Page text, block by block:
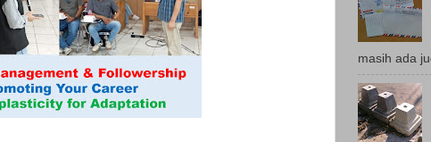
masih ada